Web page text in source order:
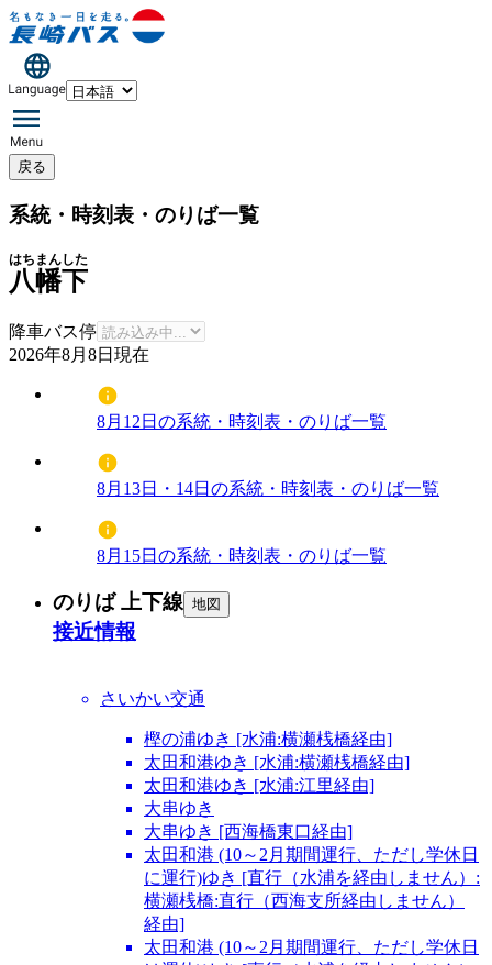
戻る
系統・時刻表・のりば一覧
八幡下
はちまんした
降車バス停
2026年8月8日 現在
8月12日の系統・時刻表・のりば一覧
8月13日・14日の系統・時刻表・のりば一覧
8月15日の系統・時刻表・のりば一覧
のりば 上下線 地図
接近情報
さいかい交通
樫の浦ゆき [水浦:横瀬桟橋経由]
太田和港ゆき [水浦:横瀬桟橋経由]
太田和港ゆき [水浦:江里経由]
大串ゆき
大串ゆき [西海橋東口経由]
太田和港 (10～2月期間運行、ただし学休日
に運行)ゆき [直行（水浦を経由しません）:
横瀬桟橋:直行（西海支所経由しません）
経由]
太田和港 (10～2月期間運行、ただし学休日